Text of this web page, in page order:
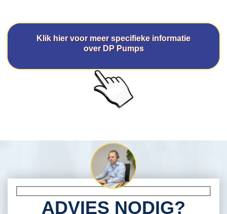
Klik hier voor meer specifieke informatie
over DP Pumps
ADVIES NODIG?